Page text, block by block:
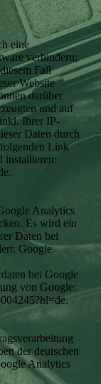
eine
verhindern;
Fall
Website
darüber
und auf
Ihrer IP-
Daten durch
Link
installieren:
Analytics
Es wird ein
Daten bei
Google
bei Google
von Google:
der deutschen
Analytics